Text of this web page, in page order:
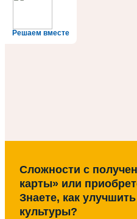
Решаем вместе
Сложности с
карты» или
Знаете, как
культуры?